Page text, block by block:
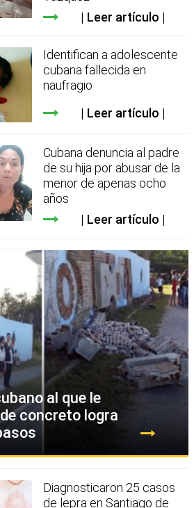
Leer artículo
Identifican a adolescente
cubana fallecida en
naufragio
Leer artículo
Cubana denuncia al padre
de su hija por abusar de la
menor de apenas ocho
años
Leer artículo
al que le
concreto logra
Diagnosticaron 25 casos
de lepra en Santiago de